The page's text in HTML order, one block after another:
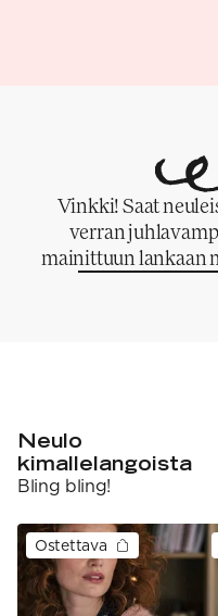
Vinkki! Saat
verran
mainittuun lankaan
Neulo
kimallelangoista
Bling bling!
Ostettava